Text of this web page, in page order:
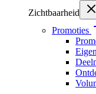
Zichtbaarheid
Promoties